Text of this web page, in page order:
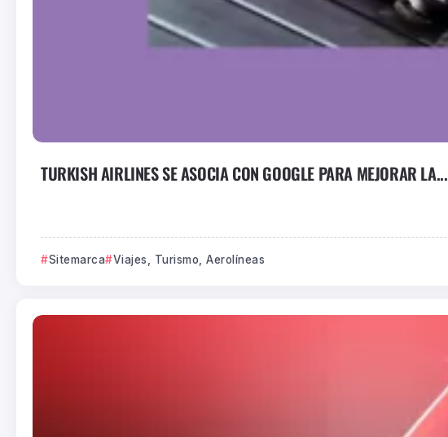
TURKISH AIRLINES SE ASOCIA CON GOOGLE PARA MEJORAR LA...
Sitemarca Viajes, Turismo, Aerolíneas